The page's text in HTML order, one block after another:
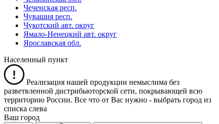
Чеченская респ.
Чувашия респ.
Чукотский авт. округ
Ямало-Ненецкий авт. округ
Ярославская обл.
Населенный пункт
Реализация нашей продукции немыслима без
разветвленной дистрибьюторской сети, покрывающей всю
территорию России. Все что от Вас нужно - выбрать город из
списка слева
Ваш город